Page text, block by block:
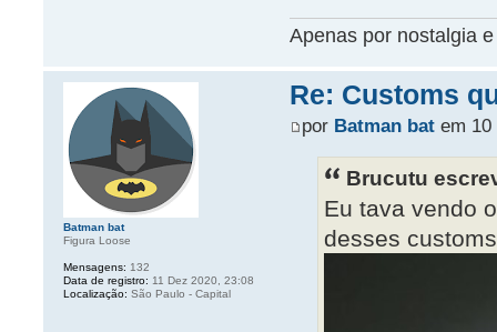
Apenas por nostalgia
Re: Customs
por Batman batem 10
Brucutu
Eu tava vendo
desses
Batman bat
Figura Loose
Mensagens: 132
Data de registro: 11 Dez 2020, 23:08
Localização: São Paulo - Capital